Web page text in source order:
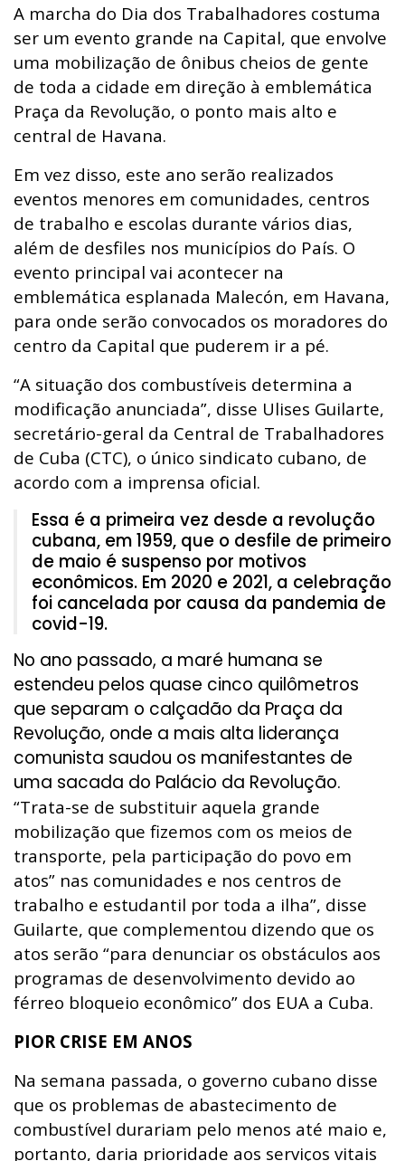
A marcha do Dia dos Trabalhadores costuma
ser um evento grande na Capital, que envolve
uma mobilização de ônibus cheios de gente
de toda a cidade em direção à emblemática
Praça da Revolução, o ponto mais alto e
central de Havana.
Em vez disso, este ano serão realizados
eventos menores em comunidades, centros
de trabalho e escolas durante vários dias,
além de desfiles nos municípios do País. O
evento principal vai acontecer na
emblemática esplanada Malecón, em Havana,
para onde serão convocados os moradores do
centro da Capital que puderem ir a pé.
“A situação dos combustíveis determina a
modificação anunciada”, disse Ulises Guilarte,
secretário-geral da Central de Trabalhadores
de Cuba (CTC), o único sindicato cubano, de
acordo com a imprensa oficial.
Essa é a primeira vez desde a revolução
cubana, em 1959, que o desfile de primeiro
de maio é suspenso por motivos
econômicos. Em 2020 e 2021, a celebração
foi cancelada por causa da pandemia de
covid-19.
No ano passado, a maré humana se
estendeu pelos quase cinco quilômetros
que separam o calçadão da Praça da
Revolução, onde a mais alta liderança
comunista saudou os manifestantes de
uma sacada do Palácio da Revolução.
“Trata-se de substituir aquela grande
mobilização que fizemos com os meios de
transporte, pela participação do povo em
atos” nas comunidades e nos centros de
trabalho e estudantil por toda a ilha”, disse
Guilarte, que complementou dizendo que os
atos serão “para denunciar os obstáculos aos
programas de desenvolvimento devido ao
férreo bloqueio econômico” dos EUA a Cuba.
PIOR CRISE EM ANOS
Na semana passada, o governo cubano disse
que os problemas de abastecimento de
combustível durariam pelo menos até maio e,
portanto, daria prioridade aos serviços vitais